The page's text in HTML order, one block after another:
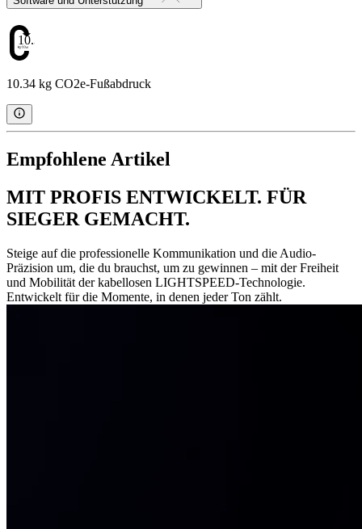
10.34
10.34 kg CO2e-Fußabdruck
Empfohlene Artikel
MIT PROFIS ENTWICKELT. FÜR
SIEGER GEMACHT.
Steige auf die professionelle Kommunikation und die Audio-
Präzision um, die du brauchst, um zu gewinnen – mit der Freiheit
und Mobilität der kabellosen LIGHTSPEED-Technologie.
Entwickelt für die Momente, in denen jeder Ton zählt.